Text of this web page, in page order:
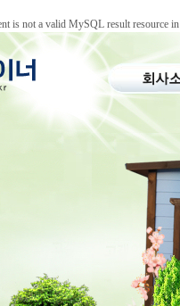
is not a valid MySQL result resource in